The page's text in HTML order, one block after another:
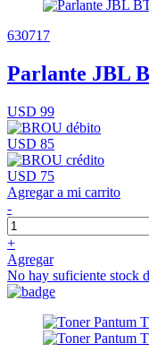
630717
Parlante JBL
USD 99
USD 85
USD 75
Agregar a mi carrito
-
+
Agregar
No hay suficiente stock